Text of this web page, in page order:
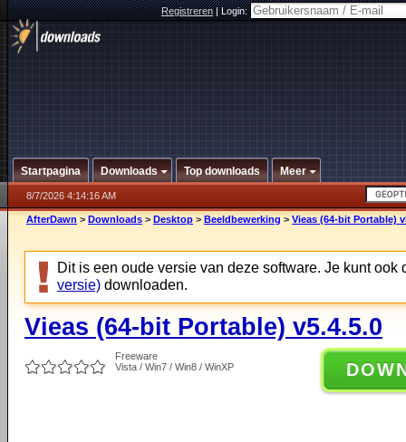
Registreren|Login:
Startpagina Downloads Top downloads Meer
8/7/2026 4:14:16 AM
AfterDawn > Downloads > Desktop > Beeldbewerking > Vieas (64-bit Portable)
Dit is een oude versie van deze software. Je kunt ook
versie) downloaden.
Vieas (64-bit Portable) v5.4.5.0
Freeware
Vista / Win7 / Win8 / WinXP